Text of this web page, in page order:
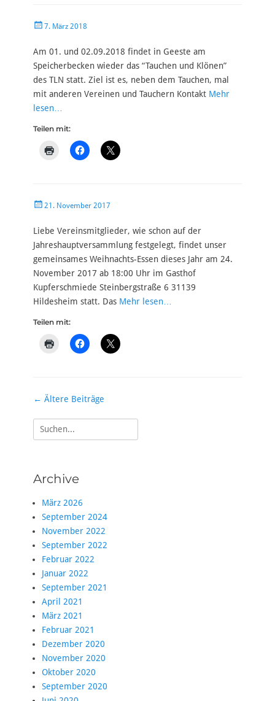
Veröffentlicht
7. März 2018
Am 01. und 02.09.2018 findet in Geeste am
Speicherbecken wieder das “Tauchen und Klönen”
des TLN statt. Ziel ist es, neben dem Tauchen, mal
mit anderen Vereinen und Tauchern Kontakt Mehr
lesen…
Teilen mit:
Veröffentlicht
21. November 2017
Liebe Vereinsmitglieder, wie schon auf der
Jahreshauptversammlung festgelegt, findet unser
gemeinsames Weihnachts-Essen dieses Jahr am 24.
November 2017 ab 18:00 Uhr im Gasthof
Kupferschmiede Steinbergstraße 6 31139
Hildesheim statt. Das Mehr lesen…
Teilen mit:
Beitrag-
← Ältere Beiträge
Suche
nach:
Archive
März 2026
September 2024
November 2022
September 2022
Februar 2022
Januar 2022
September 2021
April 2021
März 2021
Februar 2021
Dezember 2020
November 2020
Oktober 2020
September 2020